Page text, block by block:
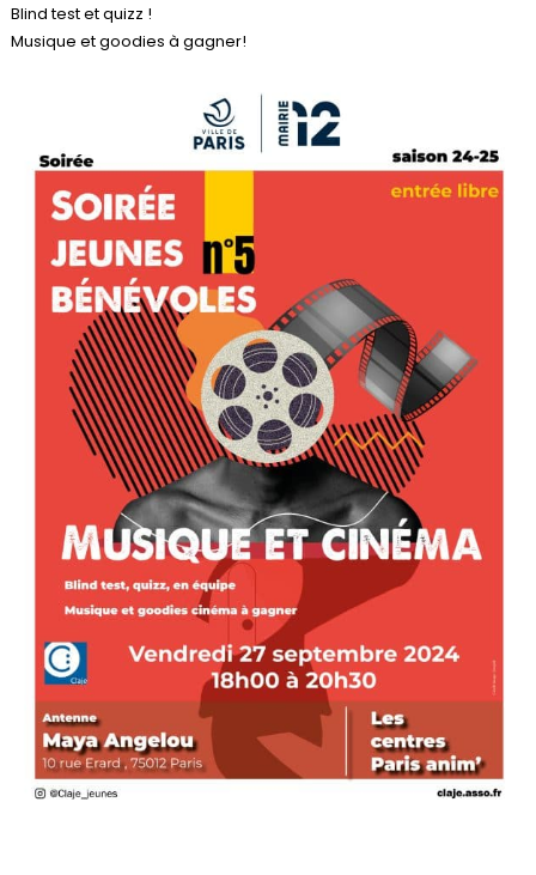
Blind test et quizz !
Musique et goodies à gagner!